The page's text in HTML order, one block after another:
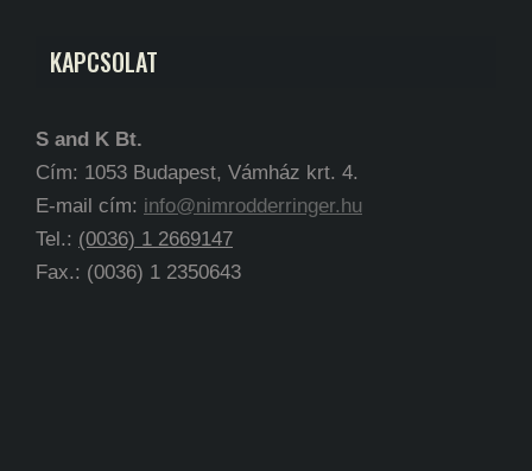
KAPCSOLAT
S and K Bt.
Cím: 1053 Budapest, Vámház krt. 4.
E-mail cím: info@nimrodderringer.hu
Tel.: (0036) 1 2669147
Fax.: (0036) 1 2350643